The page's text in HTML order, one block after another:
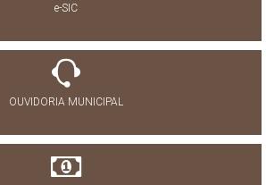
e-SIC
OUVIDORIA MUNICIPAL